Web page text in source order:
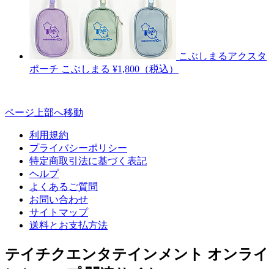
こぶしまるアクスタ
ポーチ こぶしまる ¥1,800（税込）
ページ上部へ移動
利用規約
プライバシーポリシー
特定商取引法に基づく表記
ヘルプ
よくあるご質問
お問い合わせ
サイトマップ
送料とお支払方法
テイチクエンタテインメント オンライ